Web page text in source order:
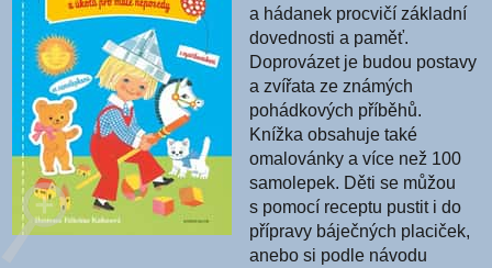
a hádanek procvičí základní
dovednosti a paměť.
Doprovázet je budou postavy
a zvířata ze známých
pohádkových příběhů.
Knížka obsahuje také
omalovánky a více než 100
samolepek. Děti se můžou
s pomocí receptu pustit i do
přípravy báječných placiček,
anebo si podle návodu